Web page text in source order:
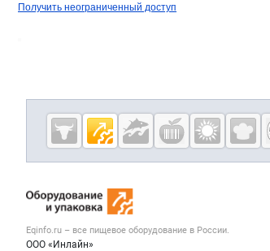
Получить неограниченный доступ
Дополнительная
Cсылки на полезные проекты
Eqinfo.ru —
пищевое
и упаковка
Важные разделы и контакты
Eqinfo.ru – все пищевое оборудование в России.
ООО «Инлайн»